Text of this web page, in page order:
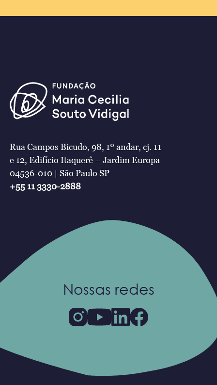
Rua Campos Bicudo, 98, 1º andar, cj. 11
e 12, Edifício Itaquerê – Jardim Europa
04536-010 | São Paulo SP
+55 11 3330-2888
Nossas redes